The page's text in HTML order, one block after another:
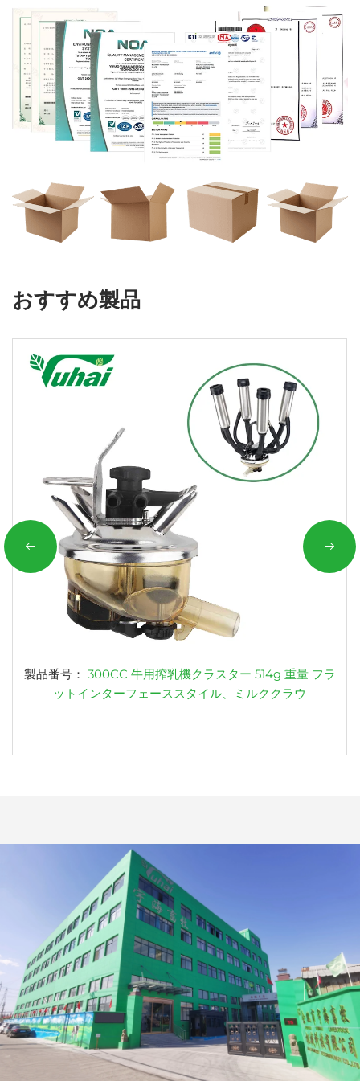
おすすめ製品
製品番号： 300CC 牛用搾乳機クラスター 514g 重量 フラ
ットインターフェーススタイル、ミルククラウ